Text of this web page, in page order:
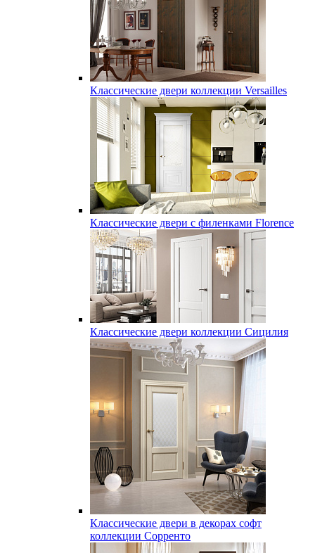
Классические двери коллекции Versailles
Классические двери с филенками Florence
Классические двери коллекции Сицилия
Классические двери в декорах софт
коллекции Сорренто